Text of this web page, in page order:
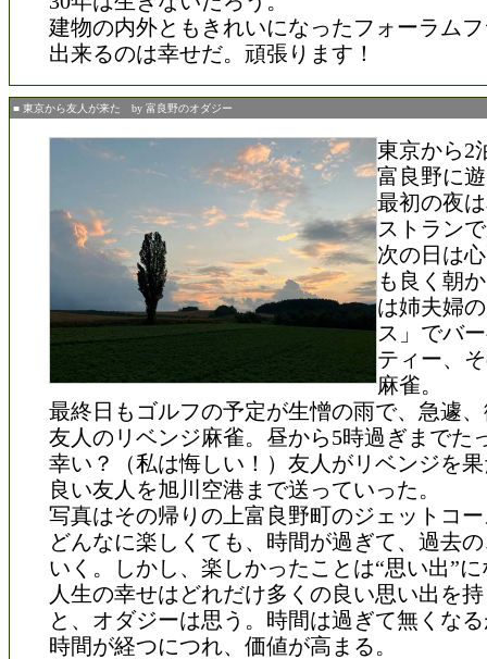
建物の内外ともきれいになったフォーラム
出来るのは幸せだ。頑張ります！
■ 東京から友人が来た by 富良野のオダジー
東京から2
富良野に
最初の夜
ストラン
次の日は
も良く朝
は姉夫婦
ス」でバ
ティー、
麻雀。
最終日もゴルフの予定が生憎の雨で、急遽
友人のリベンジ麻雀。昼から5時過ぎまでた
幸い？（私は悔しい！）友人がリベンジを
良い友人を旭川空港まで送っていった。
写真はその帰りの上富良野町のジェットコ
どんなに楽しくても、時間が過ぎて、過去
いく。しかし、楽しかったことは“思い出”
人生の幸せはどれだけ多くの良い思い出を
と、オダジーは思う。時間は過ぎて無くな
時間が経つにつれ、価値が高まる。